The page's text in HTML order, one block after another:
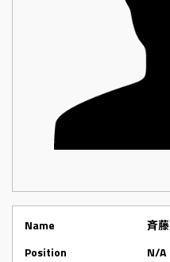
Name
斉藤
Position
N/A